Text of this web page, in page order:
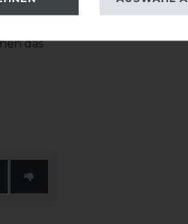
im
das